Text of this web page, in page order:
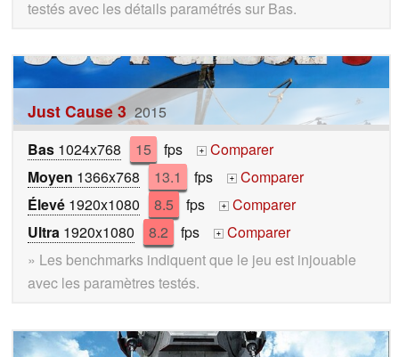
testés avec les détails paramétrés sur Bas.
Just Cause 3 2015
Bas 1024x768 15 fps +
Comparer
Moyen 1366x768 13.1 fps +
Comparer
Élevé 1920x1080 8.5 fps +
Comparer
Ultra 1920x1080 8.2 fps +
Comparer
» Les benchmarks indiquent que le jeu est injouable
avec les paramètres testés.